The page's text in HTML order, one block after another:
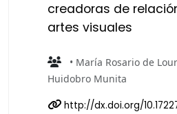
creadoras de
artes visuales
• María Rosario de
Huidobro Munita
http://dx.doi.org/